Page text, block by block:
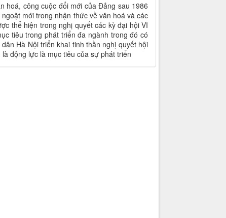
hoá, công cuộc đổi mới của Đảng sau 1986
mới trong nhận thức về văn hoá và các
thể hiện trong nghị quyết các kỳ đại hội VI
tiêu trong phát triển đa ngành trong đó có
Hà Nội triển khai tinh thần nghị quyết hội
động lực là mục tiêu của sự phát triển